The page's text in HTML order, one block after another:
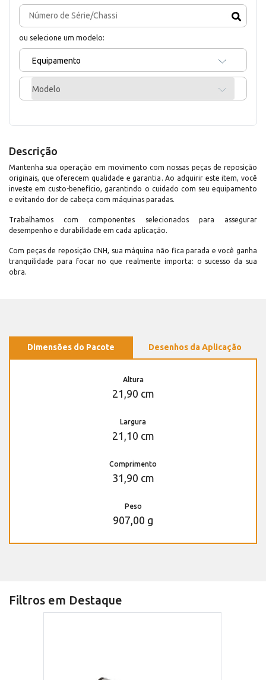
ou selecione um modelo:
Equipamento
Modelo
Descrição
Mantenha sua operação em movimento com nossas peças de reposição
originais, que oferecem qualidade e garantia. Ao adquirir este item, você
investe em custo-benefício, garantindo o cuidado com seu equipamento
e evitando dor de cabeça com máquinas paradas.
Trabalhamos com componentes selecionados para assegurar
desempenho e durabilidade em cada aplicação.
Com peças de reposição CNH, sua máquina não fica parada e você ganha
tranquilidade para focar no que realmente importa: o sucesso da sua
obra.
Dimensões do Pacote Desenhos da Aplicação
Altura
21,90 cm
Largura
21,10 cm
Comprimento
31,90 cm
Peso
907,00 g
Filtros em Destaque